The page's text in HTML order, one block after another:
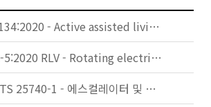
IEC TS 63134:2020 - Active assisted living (AAL) use cases
IEC 60034-5:2020 RLV - Rotating electrical machines - Part 5: Degrees of protection provided by the integral design of rotating electrical machines (IP code) - Classification
KS B ISO/TS 25740-1 - 에스컬레이터 및 무빙워크에 대한 안전요건 — 제1부: 세계공통 필수 안전요건(GESRs)